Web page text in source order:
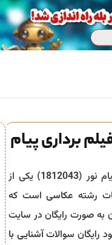
برداری پیام
نور (1812043) یکی از
رشته عکاسیاست که
به صورت رایگان در سایت
رایگان سوالاتآشنایی با